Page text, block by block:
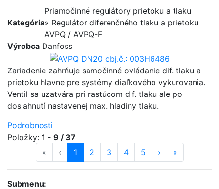
Submenu:
Kategória
Priamočinné regulátory prietoku a tlaku
» Regulátor diferenčného tlaku a prietoku
AVPQ / AVPQ-F
Výrobca Danfoss
Zariadenie zahrňuje samočinné ovládanie dif. tlaku a
prietoku hlavne pre systémy diaľkového vykurovania.
Ventil sa uzatvára pri rastúcom dif. tlaku ale po
dosiahnutí nastavenej max. hladiny tlaku.
Podrobnosti
Položky: 1 - 9 / 37
« prvá strana
‹ predošlá strana
strana
1 (aktuálna)
strana
2 strana
3 strana
4 strana
5 ďalšia strana
› posledná
»